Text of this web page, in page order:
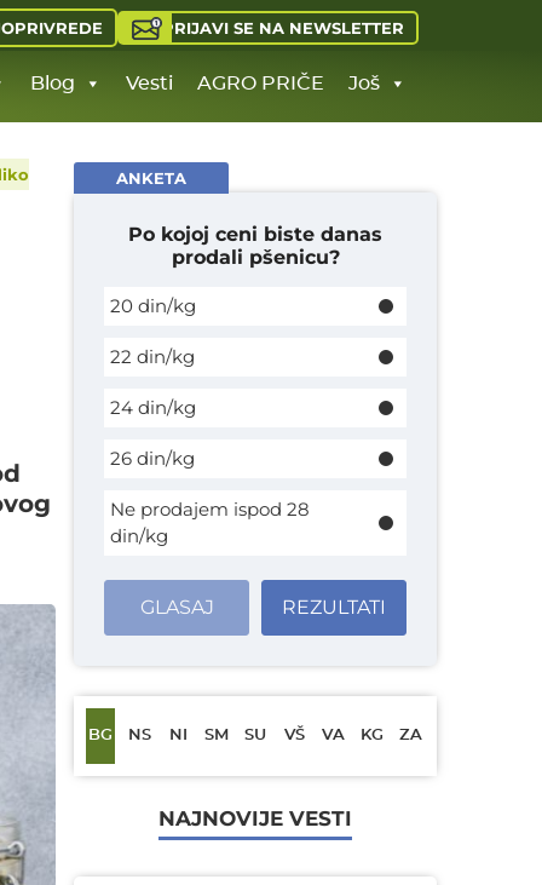
PRIJAVI SE NA NEWSLETTER
Blog Vesti AGRO PRIČE Još
ANKETA
Po kojoj ceni biste danas
prodali pšenicu?
20 din/kg
22 din/kg
24 din/kg
26 din/kg
Ne prodajem ispod 28
din/kg
GLASAJ REZULTATI
BG NS NI SM SU VŠ VA KG ZA
NAJNOVIJE VESTI